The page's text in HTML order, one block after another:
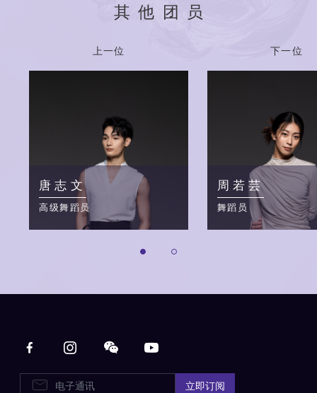
其他团员
上一位
唐志文
高级舞蹈员
下一位
周若芸
舞蹈员
Main navigation
电子通讯 立即订阅